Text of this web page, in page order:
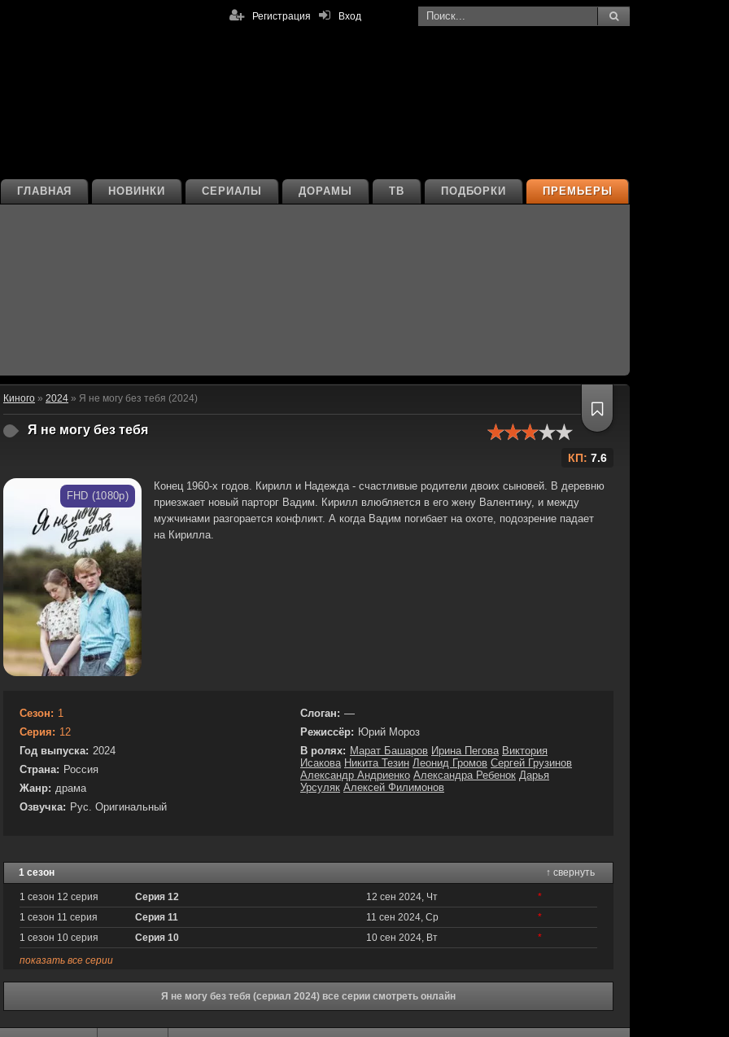
Вход
Регистрация
ПРЕМЬЕРЫ
ПОДБОРКИ
ТВ
ДОРАМЫ
СЕРИАЛЫ
НОВИНКИ
ГЛАВНАЯ
Киного » 2024 » Я не могу без тебя (2024)
Я не могу без тебя
КП: 7.6
FHD (1080p)
Конец 1960-х годов. Кирилл и Надежда - счастливые родители двоих сыновей. В деревню
приезжает новый парторг Вадим. Кирилл влюбляется в его жену Валентину, и между
мужчинами разгорается конфликт. А когда Вадим погибает на охоте, подозрение падает
на Кирилла.
Сезон: 1
Серия: 12
Год выпуска: 2024
Страна: Россия
Жанр: драма
Озвучка: Рус. Оригинальный
Слоган: —
Режиссёр: Юрий Мороз
В ролях: Марат Башаров Ирина Пегова Виктория
Исакова Никита Тезин Леонид Громов Сергей Грузинов
Александр Андриенко Александра Ребенок Дарья
Урсуляк Алексей Филимонов
1 сезон ↑ свернуть
1 сезон 12 серия Серия 12 12 сен 2024, Чт
*
1 сезон 11 серия
Серия 11 11 сен 2024, Ср
*
1 сезон 10 серия
Серия 10 10 сен 2024, Вт
*
показать все серии
Я не могу без тебя (сериал 2024) все серии смотреть онлайн